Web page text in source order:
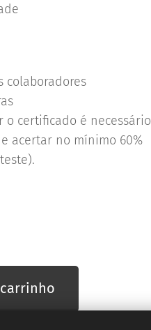
colaboradores
o certificado é necessário
acertar no mínimo 60%